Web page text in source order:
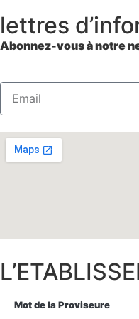
lettres
Abonnez-vous à notre
Mot de la Proviseure